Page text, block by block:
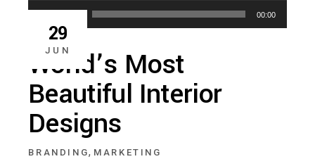
29
JUN
Audio
Player
00:00
World’s Most
Beautiful Interior
Designs
BRANDING, MARKETING